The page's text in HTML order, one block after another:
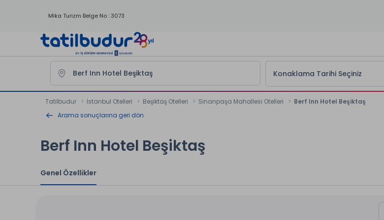
Mika Turizm Belge No : 3073
Konaklama Tarihi Seçiniz
Tatilbudur İstanbul Otelleri Beşiktaş Otelleri Sinanpaşa Mahallesi Otelleri
Berf Inn Hotel Beşiktaş
Arama sonuçlarına geri dön
Berf Inn Hotel Beşiktaş
Genel Özellikler